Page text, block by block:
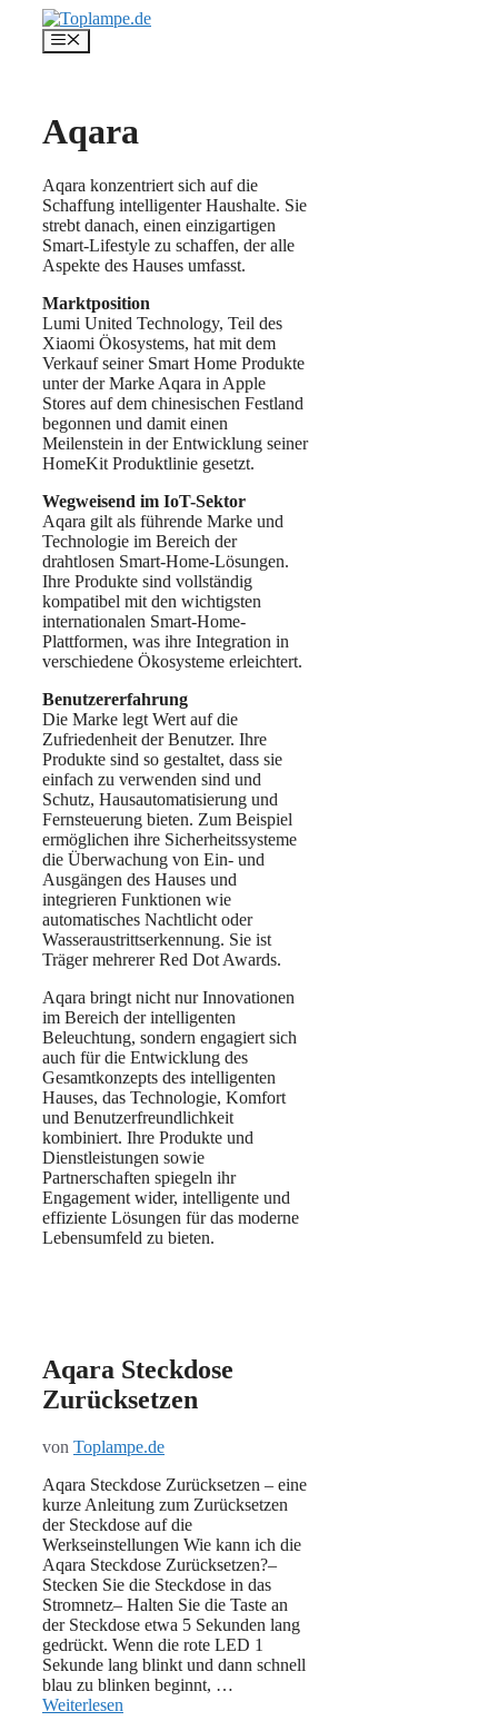
Inhalt
springen
Menü
Aqara
Aqara konzentriert sich auf die
Schaffung intelligenter Haushalte. Sie
strebt danach, einen einzigartigen
Smart-Lifestyle zu schaffen, der alle
Aspekte des Hauses umfasst.
Marktposition
Lumi United Technology, Teil des
Xiaomi Ökosystems, hat mit dem
Verkauf seiner Smart Home Produkte
unter der Marke Aqara in Apple
Stores auf dem chinesischen Festland
begonnen und damit einen
Meilenstein in der Entwicklung seiner
HomeKit Produktlinie gesetzt.
Wegweisend im IoT-Sektor
Aqara gilt als führende Marke und
Technologie im Bereich der
drahtlosen Smart-Home-Lösungen.
Ihre Produkte sind vollständig
kompatibel mit den wichtigsten
internationalen Smart-Home-
Plattformen, was ihre Integration in
verschiedene Ökosysteme erleichtert.
Benutzererfahrung
Die Marke legt Wert auf die
Zufriedenheit der Benutzer. Ihre
Produkte sind so gestaltet, dass sie
einfach zu verwenden sind und
Schutz, Hausautomatisierung und
Fernsteuerung bieten. Zum Beispiel
ermöglichen ihre Sicherheitssysteme
die Überwachung von Ein- und
Ausgängen des Hauses und
integrieren Funktionen wie
automatisches Nachtlicht oder
Wasseraustrittserkennung. Sie ist
Träger mehrerer Red Dot Awards.
Aqara bringt nicht nur Innovationen
im Bereich der intelligenten
Beleuchtung, sondern engagiert sich
auch für die Entwicklung des
Gesamtkonzepts des intelligenten
Hauses, das Technologie, Komfort
und Benutzerfreundlichkeit
kombiniert. Ihre Produkte und
Dienstleistungen sowie
Partnerschaften spiegeln ihr
Engagement wider, intelligente und
effiziente Lösungen für das moderne
Lebensumfeld zu bieten.
Aqara Steckdose
Zurücksetzen
von Toplampe.de
Aqara Steckdose Zurücksetzen – eine
kurze Anleitung zum Zurücksetzen
der Steckdose auf die
Werkseinstellungen Wie kann ich die
Aqara Steckdose Zurücksetzen?–
Stecken Sie die Steckdose in das
Stromnetz– Halten Sie die Taste an
der Steckdose etwa 5 Sekunden lang
gedrückt. Wenn die rote LED 1
Sekunde lang blinkt und dann schnell
blau zu blinken beginnt, …
Weiterlesen